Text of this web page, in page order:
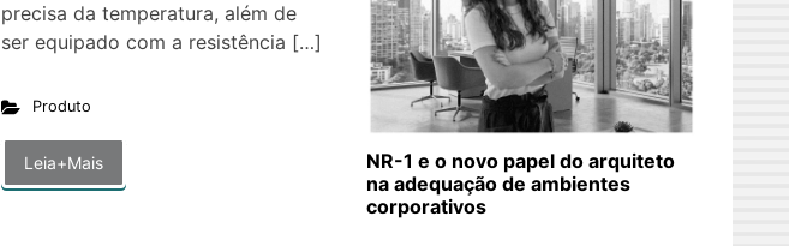
precisa da temperatura, além de
ser equipado com a resistência […]
Produto
Leia+Mais
NR-1 e o novo papel do arquiteto
na adequação de ambientes
corporativos